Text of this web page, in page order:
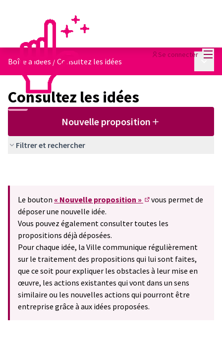
Se connecter
Boîte à idées / Consultez les idées
Consultez les idées
Nouvelle proposition
Filtrer et rechercher
Le bouton « Nouvelle proposition »
vous permet de
déposer une nouvelle idée.
Vous pouvez également consulter toutes les
propositions déjà déposées.
Pour chaque idée, la Ville communique régulièrement
sur le traitement des propositions qui lui sont faites,
que ce soit pour expliquer les obstacles à leur mise en
œuvre, les actions existantes qui vont dans un sens
similaire ou les nouvelles actions qui pourront être
entreprise grâce à aux idées proposées.